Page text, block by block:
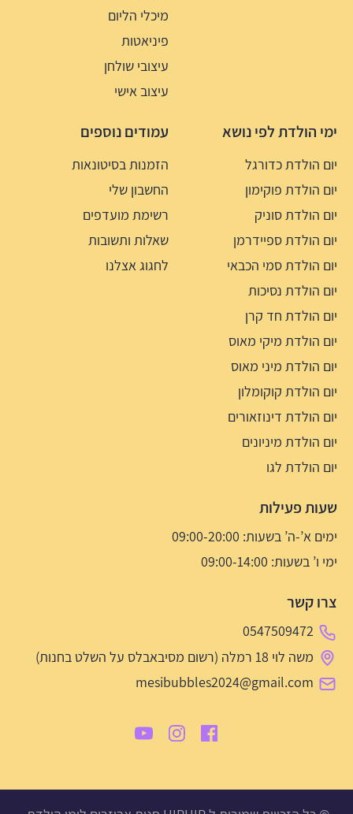
מיכלי הליום
פיניאטות
עיצובי שולחן
עיצוב אישי
ימי הולדת לפי נושא
יום הולדת כדורגל
יום הולדת פוקימון
יום הולדת סוניק
יום הולדת ספיידרמן
יום הולדת סמי הכבאי
יום הולדת נסיכות
יום הולדת חד קרן
יום הולדת מיקי מאוס
יום הולדת מיני מאוס
יום הולדת קוקומלון
יום הולדת דינוזאורים
יום הולדת מיניונים
יום הולדת לגו
עמודים נוספים
הזמנות בסיטונאות
החשבון שלי
רשימת מועדפים
שאלות ותשובות
לחגוג אצלנו
שעות פעילות
ימים א’-ה’ בשעות: 09:00-20:00
ימי ו’ בשעות: 09:00-14:00
צרו קשר
0547509472
משה לוי 18 רמלה (רשום מסיבאבלס על השלט בחנות)
mesibubbles2024@gmail.com